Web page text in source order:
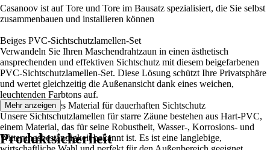
Casanoov ist auf Tore und Tore im Bausatz spezialisiert, die Sie selbst
zusammenbauen und installieren können
Beiges PVC-Sichtschutzlamellen-Set
Verwandeln Sie Ihren Maschendrahtzaun in einen ästhetisch
ansprechenden und effektiven Sichtschutz mit diesem beigefarbenen
PVC-Sichtschutzlamellen-Set. Diese Lösung schützt Ihre Privatsphäre
und wertet gleichzeitig die Außenansicht dank eines weichen,
leuchtenden Farbtons auf.
Ein zuverlässiges Material für dauerhaften Sichtschutz
Unsere Sichtschutzlamellen für starre Zäune bestehen aus Hart-PVC,
einem Material, das für seine Robustheit, Wasser-, Korrosions- und
Witterungsbeständigkeit bekannt ist. Es ist eine langlebige,
Mehr anzeigen
Produktsicherheit